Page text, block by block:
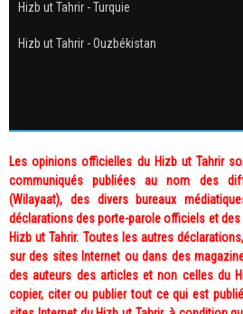
Hizb ut Tahrir - Turquie
Hizb ut Tahrir - Ouzbékistan
Les opinions officielles du Hizb ut Tahrir
communiqués publiées au nom des
(Wilayaat), des divers bureaux
déclarations des porte-parole officiels et
Hizb ut Tahrir. Toutes les autres
sur des sites Internet ou dans des
des auteurs des articles et non celles du
copier, citer ou publier tout ce qui est